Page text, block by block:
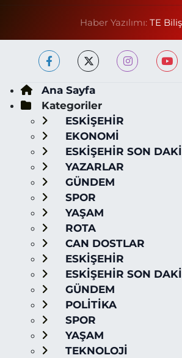
Haber Yazılımı: TE
Ana Sayfa
Kategoriler
ESKİŞEHİR
EKONOMİ
ESKİŞEHİR SON
YAZARLAR
GÜNDEM
SPOR
YAŞAM
ROTA
CAN DOSTLAR
ESKİŞEHİR
ESKİŞEHİR SON
GÜNDEM
POLİTİKA
SPOR
YAŞAM
TEKNOLOJİ